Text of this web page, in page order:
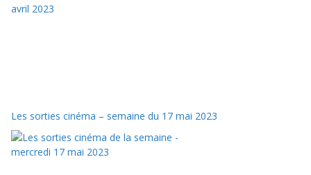
Les sorties cinéma – semaine du 17 mai 2023